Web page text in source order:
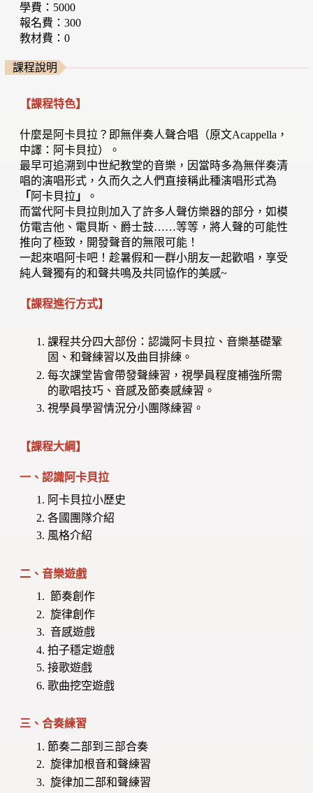
學費：5000
報名費：300
教材費：0
課程說明
【課程特色】
什麼是阿卡貝拉？即無伴奏人聲合唱（原文Acappella，
中譯：阿卡貝拉）。
最早可追溯到中世紀教堂的音樂，因當時多為無伴奏清
唱的演唱形式，久而久之人們直接稱此種演唱形式為
「 阿卡貝拉 」
。
而當代阿卡貝拉則加入了許多人聲仿樂器的部分，如模
仿電吉他、電貝斯、爵士鼓……等等，將人聲的可能性
推向了極致，開發聲音的無限可能！
一起來唱阿卡吧！趁暑假和一群小朋友一起歡唱，享受
純人聲獨有的和聲共鳴及共同協作的美感~
【課程進行方式】
課程共分四大部份：認識阿卡貝拉、音樂基礎鞏
固、和聲練習以及曲目排練。
每次課堂皆會帶發聲練習，視學員程度補強所需
的歌唱技巧、音感及節奏感練習。
視學員學習情況分小團隊練習。
【課程大綱】
一、認識阿卡貝拉
阿卡貝拉小歷史
各國團隊介紹
風格介紹
二、音樂遊戲
節奏創作
旋律創作
音感遊戲
拍子穩定遊戲
接歌遊戲
歌曲挖空遊戲
三、合奏練習
節奏二部到三部合奏
旋律加根音和聲練習
旋律加二部和聲練習